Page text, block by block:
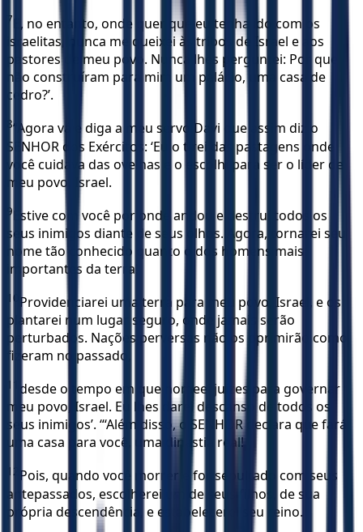
7
E, no entanto, onde quer que eu tenha ido com os
israelitas, nunca me queixei às tribos de Israel e aos
pastores de meu povo. Nunca lhes perguntei: Por que
não construíram para mim um palácio, uma casa de
cedro?’.
8“Agora vá e diga a meu servo Davi que assim diz o
SENHOR dos Exércitos: ‘Eu o tirei das pastagens onde
você cuidava das ovelhas e o escolhi para ser o líder de
meu povo, Israel.
9
Estive com você por onde andou e destruí todos os
seus inimigos diante de seus olhos. Agora, tornarei seu
nome tão conhecido quanto o dos homens mais
importantes da terra!
10 Providenciarei uma terra para meu povo, Israel, e os
plantarei num lugar seguro, onde jamais serão
perturbados. Nações perversas não os oprimirão como
fizeram no passado,
11
desde o tempo em que nomeei juízes para governar
meu povo, Israel. Eu lhes darei descanso de todos os
seus inimigos’. “‘Além disso, o SENHOR declara que fará
uma casa para você, uma dinastia real!
12 Pois, quando você morrer e for sepultado com seus
antepassados, escolherei um de seus filhos, de sua
própria descendência, e estabelecerei seu reino.